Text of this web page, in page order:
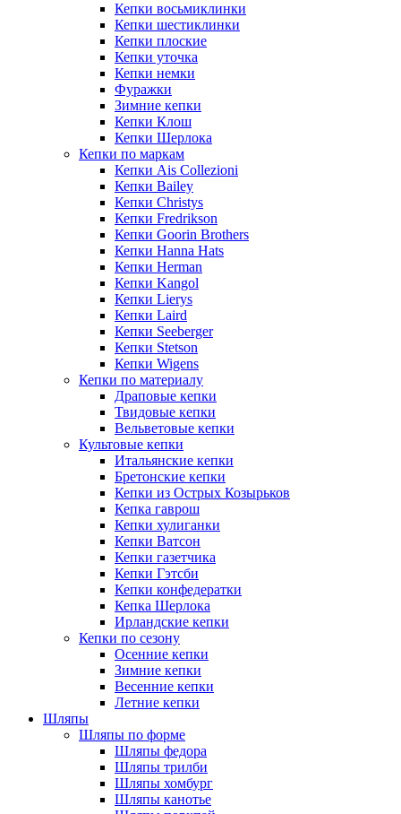
Кепки восьмиклинки
Кепки шестиклинки
Кепки плоские
Кепки уточка
Кепки немки
Фуражки
Зимние кепки
Кепки Клош
Кепки Шерлока
Кепки по маркам
Кепки Ais Collezioni
Кепки Bailey
Кепки Christys
Кепки Fredrikson
Кепки Goorin Brothers
Кепки Hanna Hats
Кепки Herman
Кепки Kangol
Кепки Lierys
Кепки Laird
Кепки Seeberger
Кепки Stetson
Кепки Wigens
Кепки по материалу
Драповые кепки
Твидовые кепки
Вельветовые кепки
Культовые кепки
Итальянские кепки
Бретонские кепки
Кепки из Острых Козырьков
Кепка гаврош
Кепки хулиганки
Кепки Ватсон
Кепки газетчика
Кепки Гэтсби
Кепки конфедератки
Кепка Шерлока
Ирландские кепки
Кепки по сезону
Осенние кепки
Зимние кепки
Весенние кепки
Летние кепки
Шляпы
Шляпы по форме
Шляпы федора
Шляпы трилби
Шляпы хомбург
Шляпы канотье